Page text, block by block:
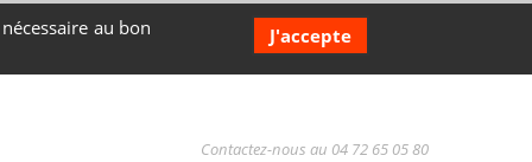
Contactez-nous au 04 72 65 05 80
au bon
J'accepte